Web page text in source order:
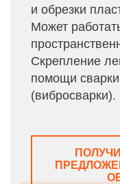
и обрезки
Может
Скрепление
помощи
(вибросварки).